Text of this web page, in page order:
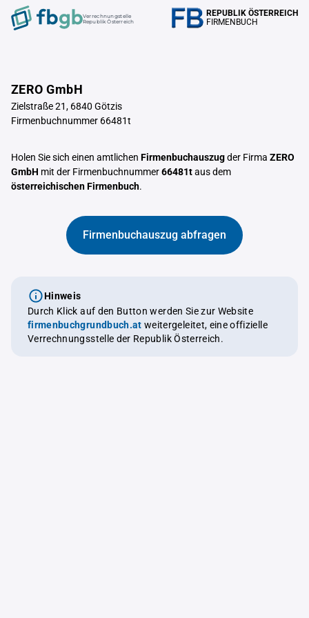
Verrechnungstelle
Republik Österreich
REPUBLIK ÖSTERREICH
FIRMENBUCH
ZERO GmbH
Zielstraße 21, 6840 Götzis
Firmenbuchnummer 66481t
Holen Sie sich einen amtlichen Firmenbuchauszugder Firma ZERO
GmbH mit der Firmenbuchnummer66481taus dem
österreichischen Firmenbuch.
Firmenbuchauszug abfragen
Hinweis
Durch Klick auf den Button werden Sie zur Website
firmenbuchgrundbuch.at weitergeleitet, eine offizielle
Verrechnungsstelle der Republik Österreich.